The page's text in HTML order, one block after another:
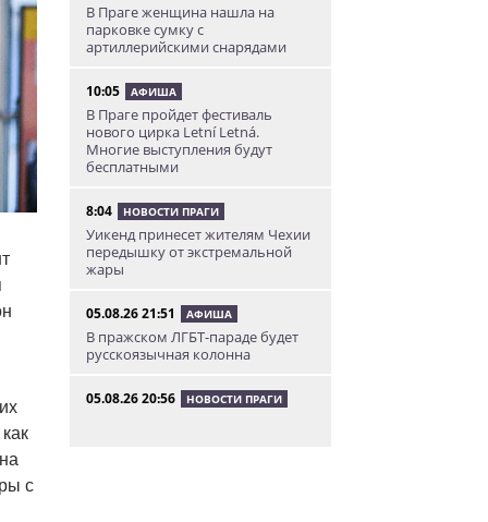
с
В Праге женщина нашла на
парковке сумку с
артиллерийскими снарядами
10:05 АФИША
В Праге пройдет фестиваль
нового цирка Letní Letná.
Многие выступления будут
бесплатными
8:04 НОВОСТИ ПРАГИ
Уикенд принесет жителям Чехии
передышку от экстремальной
жары
05.08.26 21:51 АФИША
В пражском ЛГБТ-параде будет
русскоязычная колонна
05.08.26 20:56 НОВОСТИ ПРАГИ